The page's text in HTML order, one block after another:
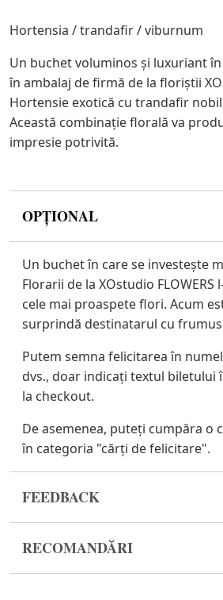
Hortensia / trandafir / viburnum
Un buchet voluminos și luxuriant
în ambalaj de firmă de la floriştii
Hortensie exotică cu trandafir
Această combinație florală va
impresie potrivită.
OPȚIONAL
Un buchet în care se investește
Florarii de la XOstudio FLOWERS
cele mai proaspete flori. Acum
surprindă destinatarul cu
Putem semna felicitarea în
dvs., doar indicați textul biletului
la checkout.
De asemenea, puteți cumpăra o
în categoria "cărți de felicitare".
FEEDBACK
buchetul dvs. nu a ajuns în stare
vă rugăm să ne contactați
RECOMANDĂRI